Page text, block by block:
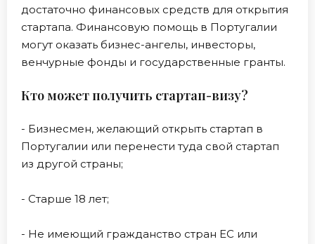
достаточно финансовых средств для открытия
стартапа. Финансовую помощь в Португалии
могут оказать бизнес-ангелы, инвесторы,
венчурные фонды и государственные гранты.
Кто может получить стартап-визу?
- Бизнесмен, желающий открыть стартап в
Португалии или перенести туда свой стартап
из другой страны;
- Старше 18 лет;
- Не имеющий гражданство стран ЕС или